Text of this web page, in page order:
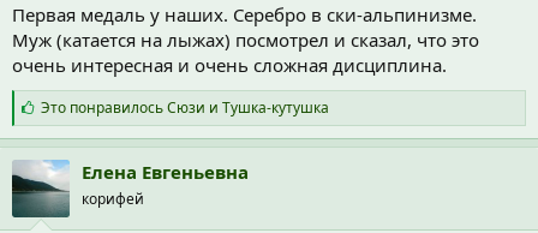
Первая медаль у наших. Серебро в ски-альпинизме.
Муж (катается на лыжах) посмотрел и сказал, что это
очень интересная и очень сложная дисциплина.
С
и
м
п
а
т
и
Это понравилосьСюзи и Тушка-кутушка
Елена Евгеньевна
корифей